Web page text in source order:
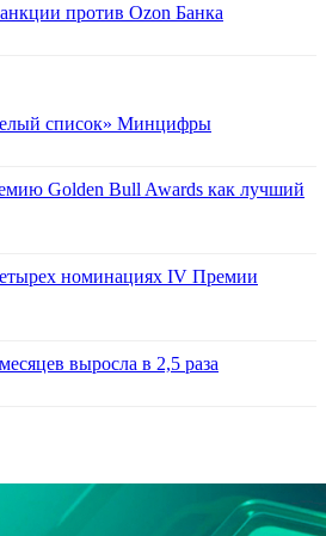
против Ozon Банка
список» Минцифры
Golden Bull Awards как лучший
номинациях IV Премии
выросла в 2,5 раза